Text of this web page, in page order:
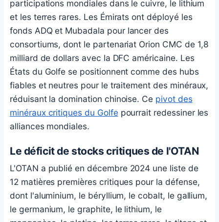
participations mondiales dans le cuivre, le lithium
et les terres rares. Les Émirats ont déployé les
fonds ADQ et Mubadala pour lancer des
consortiums, dont le partenariat Orion CMC de 1,8
milliard de dollars avec la DFC américaine. Les
États du Golfe se positionnent comme des hubs
fiables et neutres pour le traitement des minéraux,
réduisant la domination chinoise. Ce pivot des
minéraux critiques du Golfepourrait redessiner les
alliances mondiales.
Le déficit de stocks critiques de l'OTAN
L'OTAN a publié en décembre 2024 une liste de
12 matières premières critiques pour la défense,
dont l'aluminium, le béryllium, le cobalt, le gallium,
le germanium, le graphite, le lithium, le